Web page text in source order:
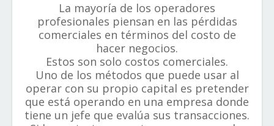
La mayoría de los operadores
profesionales piensan en las pérdidas
comerciales en términos del costo de
hacer negocios.
Estos son solo costos comerciales.
Uno de los métodos que puede usar al
operar con su propio capital es pretender
que está operando en una empresa donde
tiene un jefe que evalúa sus transacciones.